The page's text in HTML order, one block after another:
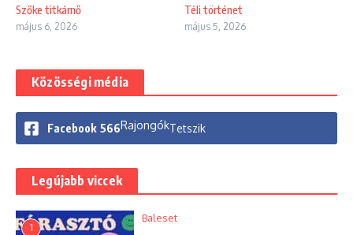
Szőke titkárnő
május 6, 2026
Téli történet
május 5, 2026
Közösségi média
Facebook 566RajongókTetszik
Legújabb viccek
1
Baleset